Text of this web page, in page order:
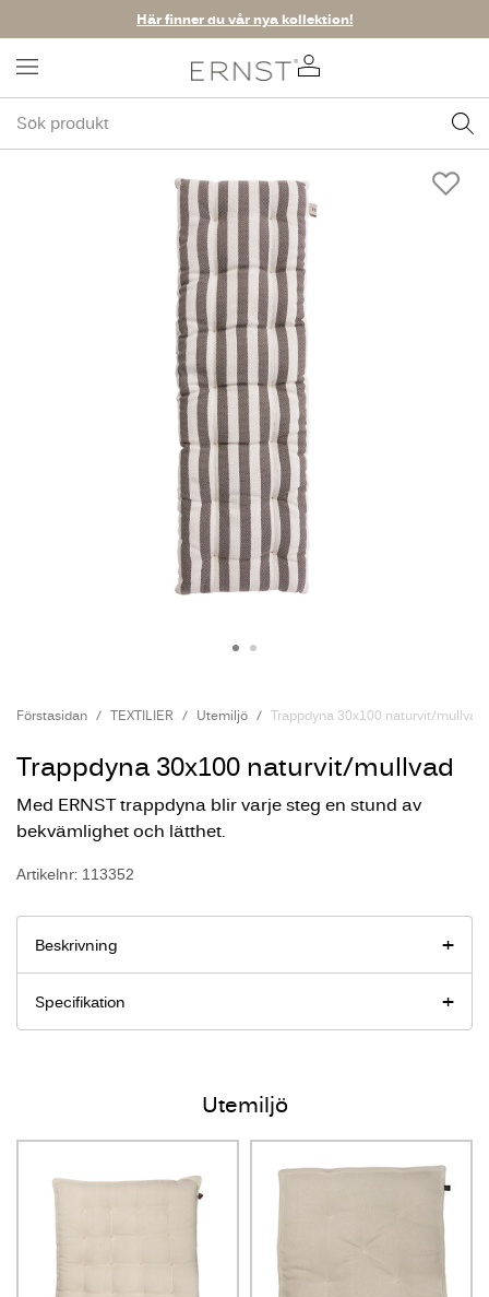
Här finner du vår nya kollektion!
Förstasidan TEXTILIER Utemiljö Trappdyna 30x100 naturvit/mullvad
Trappdyna 30x100 naturvit/mullvad
Med ERNST trappdyna blir varje steg en stund av
bekvämlighet och lätthet.
Artikelnr: 113352
Beskrivning
Specifikation
Utemiljö